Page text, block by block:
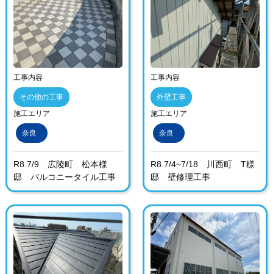
工事内容
その他の工事
施工エリア
奈良
R8.7/9 広陵町 松本様
邸 バルコニータイル工事
工事内容
外壁工事
施工エリア
奈良
R8.7/4~7/18 川西町 T様
邸 壁修理工事